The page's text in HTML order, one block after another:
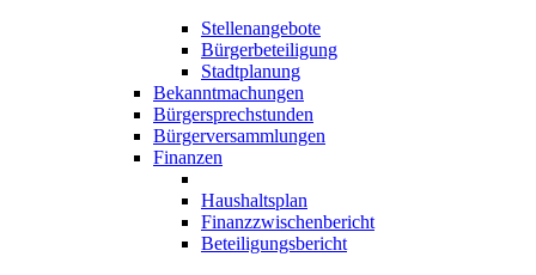
Stellenangebote
Bürgerbeteiligung
Stadtplanung
Bekanntmachungen
Bürgersprechstunden
Bürgerversammlungen
Finanzen
Haushaltsplan
Finanzzwischenbericht
Beteiligungsbericht